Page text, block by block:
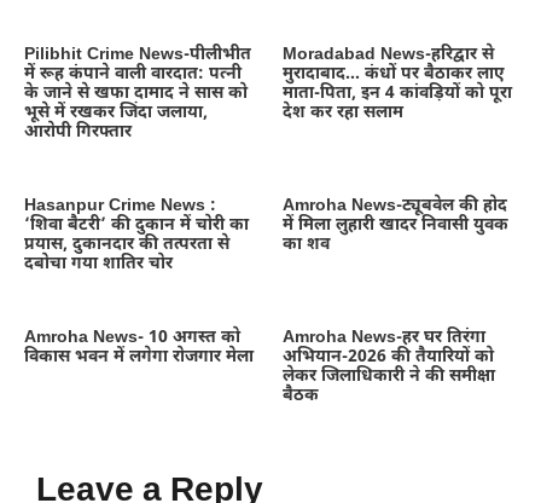
Pilibhit Crime News-पीलीभीत
में रूह कंपाने वाली वारदात: पत्नी
के जाने से खफा दामाद ने सास को
भूसे में रखकर जिंदा जलाया,
आरोपी गिरफ्तार
Moradabad News-हरिद्वार से
मुरादाबाद… कंधों पर बैठाकर लाए
माता-पिता, इन 4 कांवड़ियों को पूरा
देश कर रहा सलाम
Hasanpur Crime News :
‘शिवा बैटरी’ की दुकान में चोरी का
प्रयास, दुकानदार की तत्परता से
दबोचा गया शातिर चोर
Amroha News-ट्यूबवेल की होद
में मिला लुहारी खादर निवासी युवक
का शव
Amroha News- 10 अगस्त को
विकास भवन में लगेगा रोजगार मेला
Amroha News-हर घर तिरंगा
अभियान-2026 की तैयारियों को
लेकर जिलाधिकारी ने की समीक्षा
बैठक
Leave a Reply